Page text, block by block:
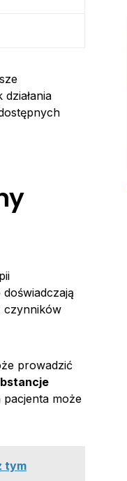
czynników
prowadzić
pacjenta może
tym